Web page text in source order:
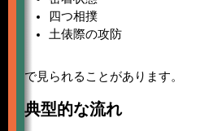
四つ相撲
土俵際の攻防
で見られることがあります。
典型的な流れ